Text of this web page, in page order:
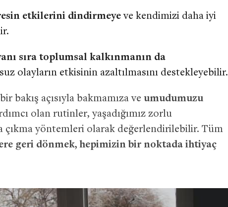
etkilerini dindirmeyeve kendimizi daha iyi
sıra toplumsal kalkınmanın da
olayların etkisinin azaltılmasını destekleyebilir.
bakış açısıyla bakmamıza ve umudumuzu
olan rutinler, yaşadığımız zorlu
çıkma yöntemleri olarak değerlendirilebilir. Tüm
geri dönmek, hepimizin bir noktada ihtiyaç